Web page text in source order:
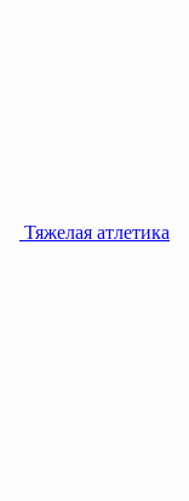
Тяжелая атлетика